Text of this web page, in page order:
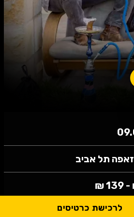
זאפה תל אביב
לרכישת כרטיסים